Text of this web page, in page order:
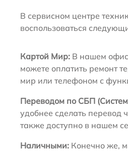
В сервисном центре
воспользоваться
Картой Мир: В нашем
можете оплатить ремонт
мир или телефоном с
Переводом по СБП
удобнее сделать перевод
также доступно в нашем
Наличными: Конечно же,